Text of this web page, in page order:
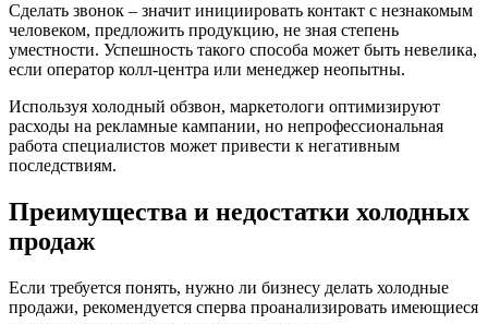
Сделать звонок – значит инициировать контакт с незнакомым
человеком, предложить продукцию, не зная степень
уместности. Успешность такого способа может быть невелика,
если оператор колл-центра или менеджер неопытны.
Используя холодный обзвон, маркетологи оптимизируют
расходы на рекламные кампании, но непрофессиональная
работа специалистов может привести к негативным
последствиям.
Преимущества и недостатки холодных
продаж
Если требуется понять, нужно ли бизнесу делать холодные
продажи, рекомендуется сперва проанализировать имеющиеся